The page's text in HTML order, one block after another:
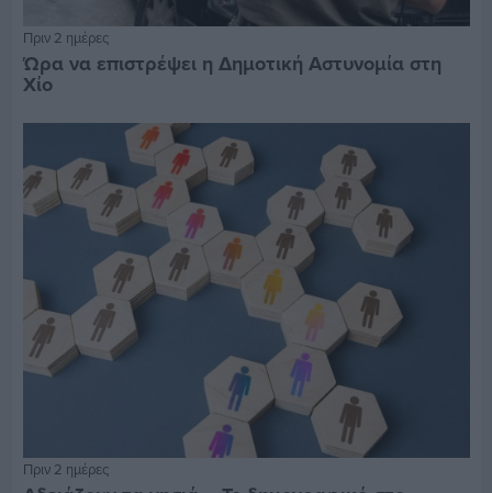
Πριν 2 ημέρες
Ώρα να επιστρέψει η Δημοτική Αστυνομία στη
Χίο
Πριν 2 ημέρες